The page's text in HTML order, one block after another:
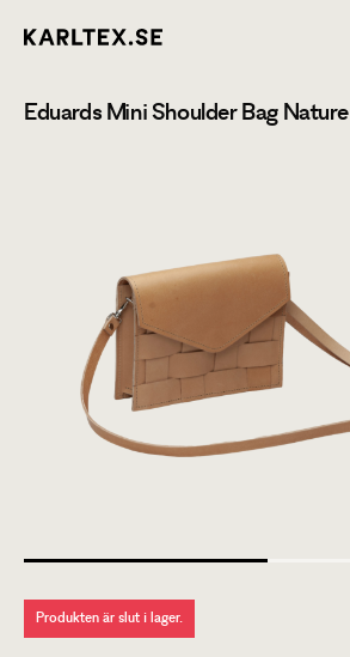
Eduards Mini Shoulder Bag Nature
Produkten är slut i lager.